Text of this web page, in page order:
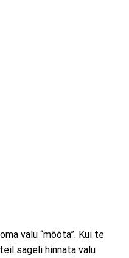
valu “mõõta”. Kui te
sageli hinnata valu